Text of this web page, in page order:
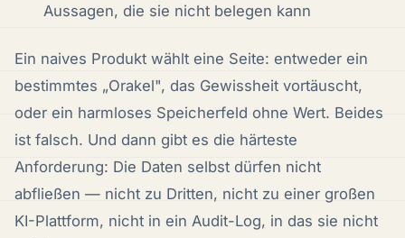
Aussagen, die sie nicht belegen kann
Ein naives Produkt wählt eine Seite: entweder ein
bestimmtes „Orakel", das Gewissheit vortäuscht,
oder ein harmloses Speicherfeld ohne Wert. Beides
ist falsch. Und dann gibt es die härteste
Anforderung: Die Daten selbst dürfen nicht
abfließen — nicht zu Dritten, nicht zu einer großen
KI-Plattform, nicht in ein Audit-Log, in das sie nicht